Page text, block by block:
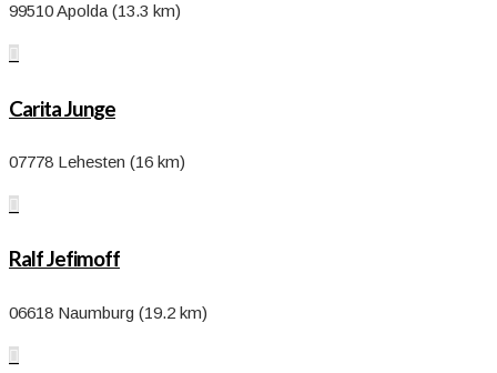
99510 Apolda (13.3 km)

Carita Junge
07778 Lehesten (16 km)

Ralf Jefimoff
06618 Naumburg (19.2 km)
